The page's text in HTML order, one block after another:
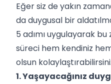
Eğer siz de yakın
da duygusal bir
5 adımı uygulayarak
süreci hem kendiniz
olsun
1. Yaşayacağınız